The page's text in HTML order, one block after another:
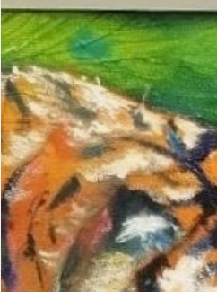
музее
открылась
новая
инклюзивная
выставка
Последний день выставки — 13
Фото:сообщество в ВКонтакте
центра гражданских инициатив
В Хабаровском краевом музее
Гродекова начала свою работу
инклюзивная выставка